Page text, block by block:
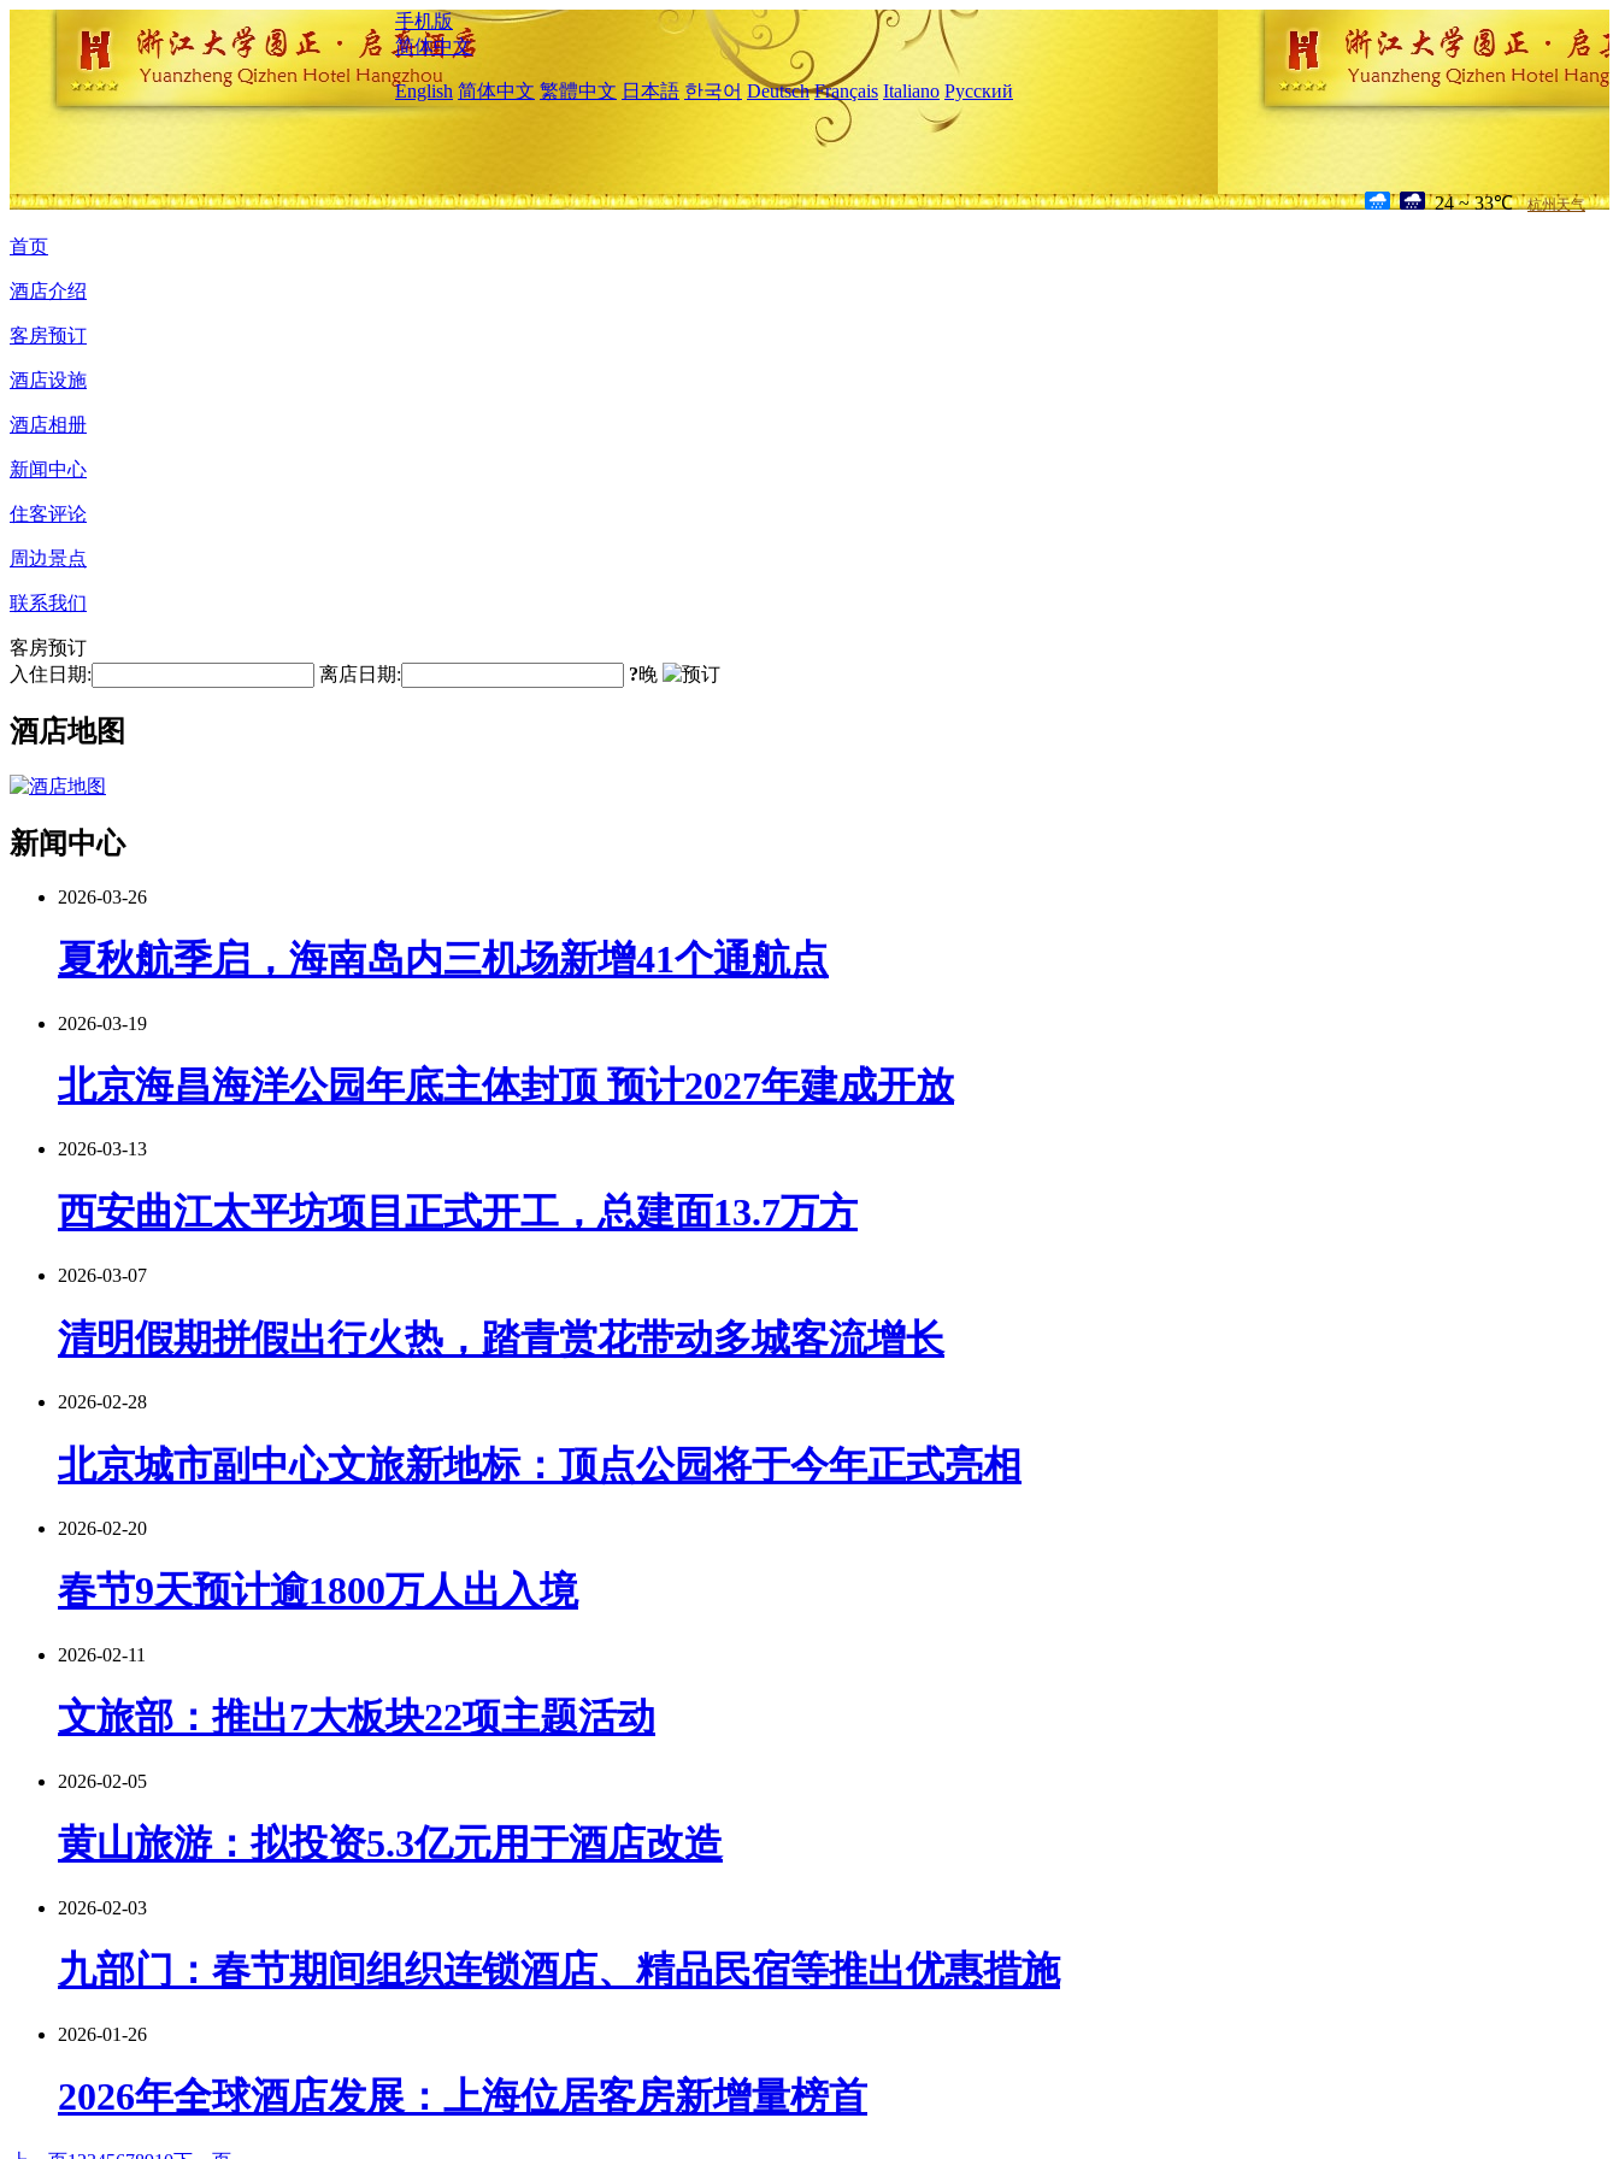
手机版
简体中文
English 简体中文 繁體中文 日本語 한국어 Deutsch Français Italiano Русский
24 ~ 33℃ 杭州天气
首页
酒店介绍
客房预订
酒店设施
酒店相册
新闻中心
住客评论
周边景点
联系我们
客房预订
入住日期:
离店日期: ?晚
酒店地图
新闻中心
2026-03-26
夏秋航季启，海南岛内三机场新增41个通航点
2026-03-19
北京海昌海洋公园年底主体封顶 预计2027年建成开放
2026-03-13
西安曲江太平坊项目正式开工，总建面13.7万方
2026-03-07
清明假期拼假出行火热，踏青赏花带动多城客流增长
2026-02-28
北京城市副中心文旅新地标：顶点公园将于今年正式亮相
2026-02-20
春节9天预计逾1800万人出入境
2026-02-11
文旅部：推出7大板块22项主题活动
2026-02-05
黄山旅游：拟投资5.3亿元用于酒店改造
2026-02-03
九部门：春节期间组织连锁酒店、精品民宿等推出优惠措施
2026-01-26
2026年全球酒店发展：上海位居客房新增量榜首